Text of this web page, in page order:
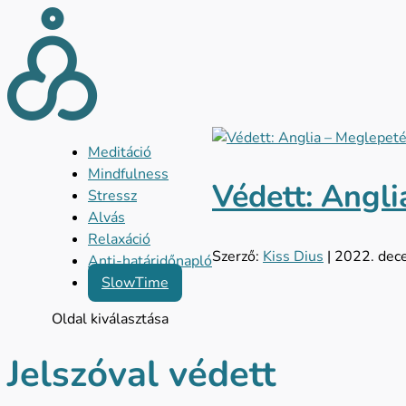
Meditáció
Mindfulness
Stressz
Alvás
Relaxáció
Anti-határidőnapló
SlowTime
Oldal kiválasztása
Védett:
Szerző: Kiss Dius | 2022.
Jelszóval védett